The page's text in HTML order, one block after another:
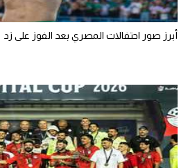
أبرز صور احتفالات المصري بعد الفوز على زد